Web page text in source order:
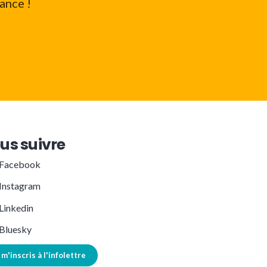
suivre
m'inscris à l'infolettre